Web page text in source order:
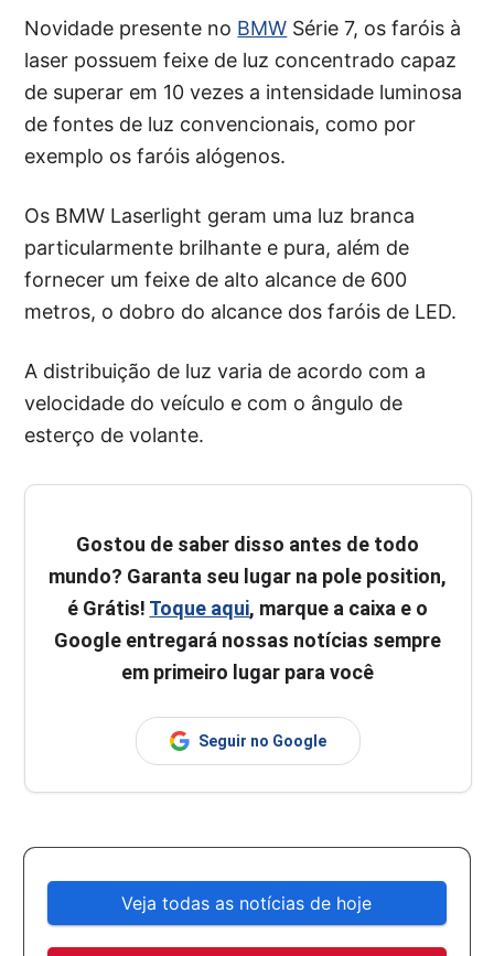
Novidade presente no BMW Série 7, os faróis à
laser possuem feixe de luz concentrado capaz
de superar em 10 vezes a intensidade luminosa
de fontes de luz convencionais, como por
exemplo os faróis alógenos.
Os BMW Laserlight geram uma luz branca
particularmente brilhante e pura, além de
fornecer um feixe de alto alcance de 600
metros, o dobro do alcance dos faróis de LED.
A distribuição de luz varia de acordo com a
velocidade do veículo e com o ângulo de
esterço de volante.
Gostou de saber disso antes de todo
mundo? Garanta seu lugar na pole position,
é Grátis! Toque aqui, marque a caixa e o
Google entregará nossas notícias sempre
em primeiro lugar para você
Seguir no Google
Veja todas as notícias de hoje